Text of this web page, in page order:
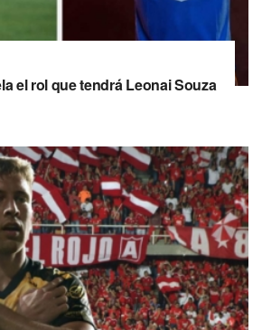
el rol que tendrá Leonai Souza